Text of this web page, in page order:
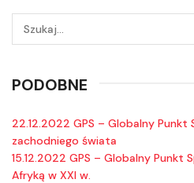
PODOBNE
22.12.2022 GPS – Globalny
zachodniego świata
15.12.2022 GPS – Globalny Punkt
Afryką w XXI w.